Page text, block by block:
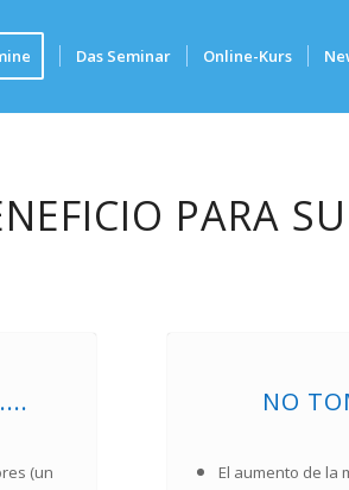
Das Seminar Online-Kurs
PARA
(un
NO
El aumento de la